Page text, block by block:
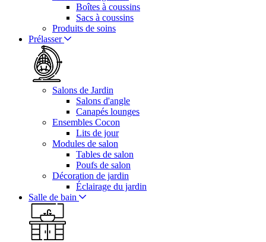
Boîtes à coussins
Sacs à coussins
Produits de soins
Prélasser
Salons de Jardin
Salons d'angle
Canapés lounges
Ensembles Cocon
Lits de jour
Modules de salon
Tables de salon
Poufs de salon
Décoration de jardin
Éclairage du jardin
Salle de bain